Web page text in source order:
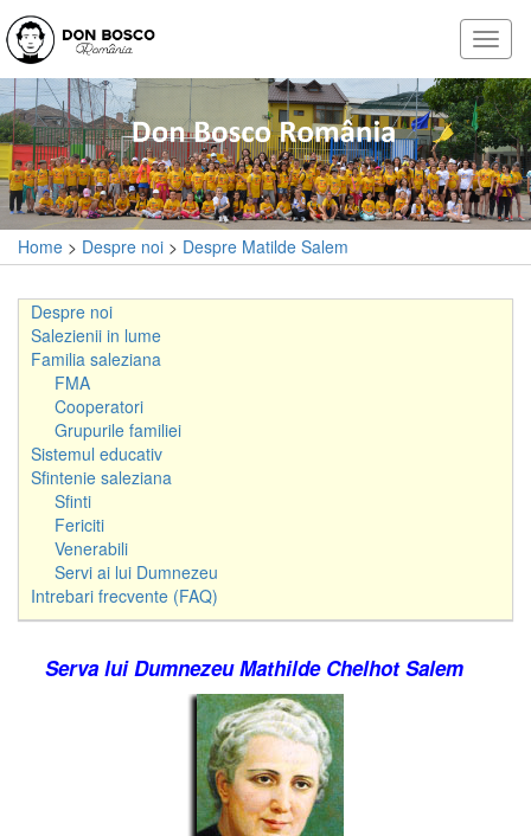
Home > Despre noi > Despre Matilde Salem
Despre noi
Salezienii in lume
Familia saleziana
FMA
Cooperatori
Grupurile familiei
Sistemul educativ
Sfintenie saleziana
Sfinti
Fericiti
Venerabili
Servi ai lui Dumnezeu
Intrebari frecvente (FAQ)
Serva lui Dumnezeu Mathilde Chelhot Salem